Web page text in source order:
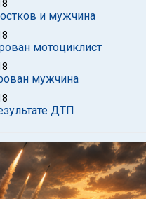
и мужчина
мотоциклист
мужчина
ДТП